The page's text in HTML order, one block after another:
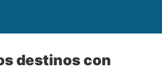
destinos con